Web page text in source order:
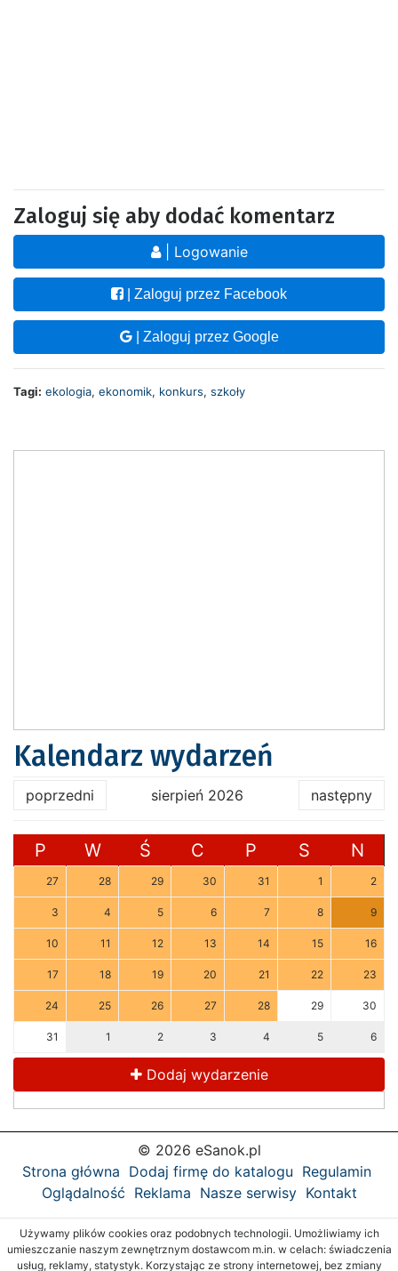
Zaloguj się aby dodać komentarz
| Logowanie
| Zaloguj przez Facebook
| Zaloguj przez Google
Tagi: ekologia, ekonomik, konkurs, szkoły
Kalendarz wydarzeń
poprzedni sierpień 2026 następny
P W Ś C P S N
27 28 29 30 31 1 2
3 4 5 6 7 8 9
10 11 12 13 14 15 16
17 18 19 20 21 22 23
24 25 26 27 28 29 30
31 1 2 3 4 5 6
Dodaj wydarzenie
© 2026 eSanok.pl
Strona główna Dodaj firmę do katalogu Regulamin
Oglądalność Reklama Nasze serwisy Kontakt
Używamy plików cookies oraz podobnych technologii. Umożliwiamy ich
umieszczanie naszym zewnętrznym dostawcom m.in. w celach: świadczenia
usług, reklamy, statystyk. Korzystając ze strony internetowej, bez zmiany